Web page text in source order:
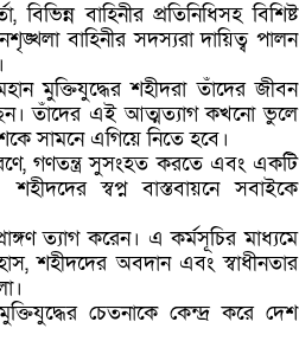
বাহিনীর প্রতিনিধিসহ বিশিষ্ট
বাহিনীর সদস্যরা দায়িত্ব পালন
মহান মুক্তিযুদ্ধের শহীদরা তাঁদের জীবন
তাঁদের এই আত্মত্যাগ কখনো ভুলে
সামনে এগিয়ে নিতে হবে।
গণতন্ত্র সুসংহত করতে এবং একটি
স্বপ্ন বাস্তবায়নে সবাইকে
ত্যাগ করেন। এ কর্মসূচির মাধ্যমে
শহীদদের অবদান এবং স্বাধীনতার
চেতনাকে কেন্দ্র করে দেশ